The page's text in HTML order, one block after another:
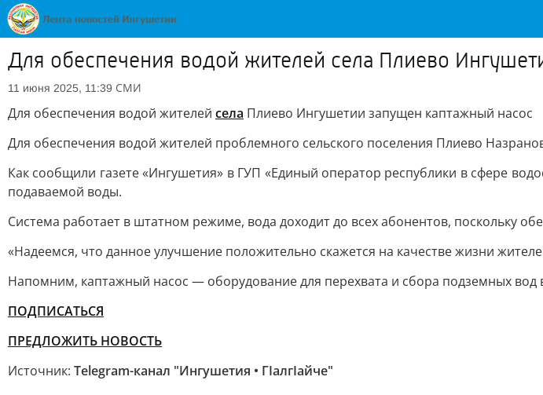
Для обеспечения водой жителей села Плиево
11 июня 2025, 11:39 СМИ
Для обеспечения водой жителей села Плиево Ингушетии запущен каптажный насос
Для обеспечения водой жителей проблемного сельского поселения Плиево
Как сообщили газете «Ингушетия» в ГУП «Единый оператор республики в сфере
подаваемой воды.
Система работает в штатном режиме, вода доходит до всех абонентов, поскольку
«Надеемся, что данное улучшение положительно скажется на качестве жизни
Напомним, каптажный насос — оборудование для перехвата и сбора подземных вод
ПОДПИСАТЬСЯ
ПРЕДЛОЖИТЬ НОВОСТЬ
Источник: Telegram-канал "Ингушетия • ГIалгIайче"